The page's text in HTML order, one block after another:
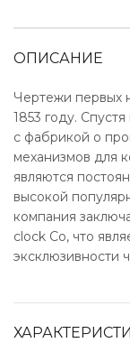
ОПИСАНИЕ
Чертежи первых
1853 году.
с фабрикой о
механизмов для
являются
высокой
компания
clock Co, что
эксклюзивности